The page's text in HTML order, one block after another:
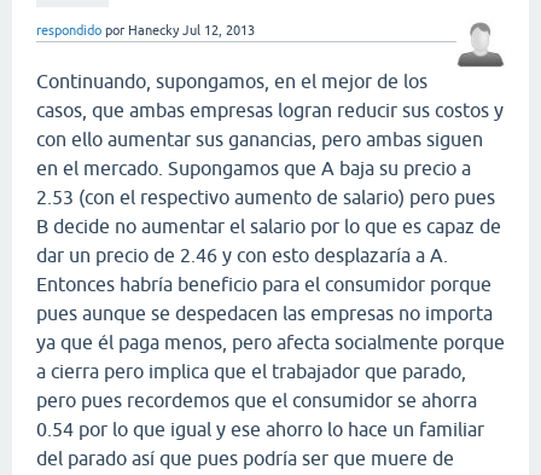
respondido por Hanecky Jul 12, 2013
Continuando, supongamos, en el mejor de los
casos, que ambas empresas logran reducir sus costos y
con ello aumentar sus ganancias, pero ambas siguen
en el mercado. Supongamos que A baja su precio a
2.53 (con el respectivo aumento de salario) pero pues
B decide no aumentar el salario por lo que es capaz de
dar un precio de 2.46 y con esto desplazaría a A.
Entonces habría beneficio para el consumidor porque
pues aunque se despedacen las empresas no importa
ya que él paga menos, pero afecta socialmente porque
a cierra pero implica que el trabajador que parado,
pero pues recordemos que el consumidor se ahorra
0.54 por lo que igual y ese ahorro lo hace un familiar
del parado así que pues podría ser que muere de